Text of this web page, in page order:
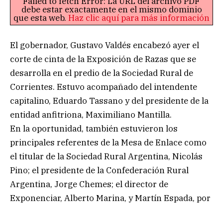
debe estar exactamente en el mismo dominio
que esta web. Haz clic aquí para más información
El gobernador, Gustavo Valdés encabezó ayer el
corte de cinta de la Exposición de Razas que se
desarrolla en el predio de la Sociedad Rural de
Corrientes. Estuvo acompañado del intendente
capitalino, Eduardo Tassano y del presidente de la
entidad anfitriona, Maximiliano Mantilla.
En la oportunidad, también estuvieron los
principales referentes de la Mesa de Enlace como
el titular de la Sociedad Rural Argentina, Nicolás
Pino; el presidente de la Confederación Rural
Argentina, Jorge Chemes; el director de
Exponenciar, Alberto Marina, y Martín Espada, por